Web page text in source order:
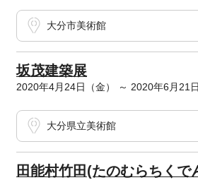
大分市美術館
坂茂建築展
2020年4月24日（金） ～ 2020年6月21日
大分県立美術館
田能村竹田(たのむらちくで